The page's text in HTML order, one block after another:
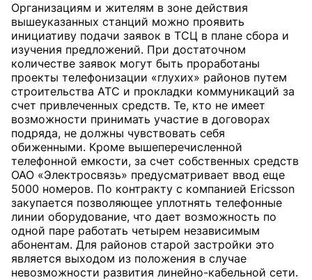
Организациям и жителям в зоне действия
вышеуказанных станций можно проявить
инициативу подачи заявок в ТСЦ в плане сбора и
изучения предложений. При достаточном
количестве заявок могут быть проработаны
проекты телефонизации «глухих» районов путем
строительства АТС и прокладки коммуникаций за
счет привлеченных средств. Те, кто не имеет
возможности принимать участие в договорах
подряда, не должны чувствовать себя
обиженными. Кроме вышеперечисленной
телефонной емкости, за счет собственных средств
ОАО «Электросвязь» предусматривает ввод еще
5000 номеров. По контракту с компанией Ericsson
закупается позволяющее уплотнять телефонные
линии оборудование, что дает возможность по
одной паре работать четырем независимым
абонентам. Для районов старой застройки это
является выходом из положения в случае
невозможности развития линейно-кабельной сети.